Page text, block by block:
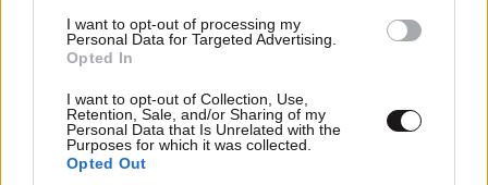
I want to opt-out of processing my
Personal Data for Targeted Advertising.
Opted In
I want to opt-out of Collection, Use,
Retention, Sale, and/or Sharing of my
Personal Data that Is Unrelated with the
Purposes for which it was collected.
Opted Out
TRENDING